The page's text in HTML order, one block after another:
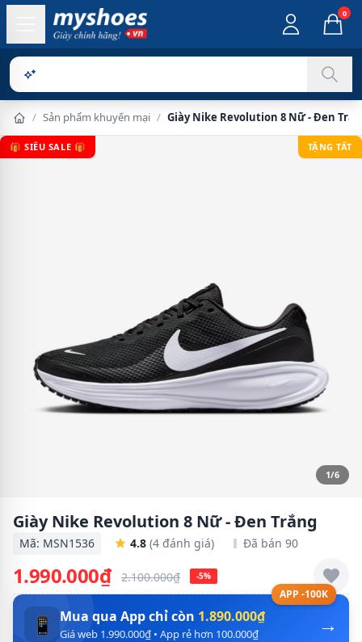
0
Sản phẩm c
/ Sản phẩm khuyến mại / Giày Nike Revolution 8 Nữ - Đen
🎁 SIÊU SALE 🎁 TẶNG TẤT
1/6
Giày Nike Revolution 8 Nữ - Đen Trắng
Mã: MSN1536 4.8 (4 đánh giá) Đã bán 90
1.990.000₫ 2.100.000₫ -5%
APP -100K
→
📱 Mua qua App chỉ còn 1.890.000₫
Giá web 1.990.000₫ • App rẻ hơn 100.000₫